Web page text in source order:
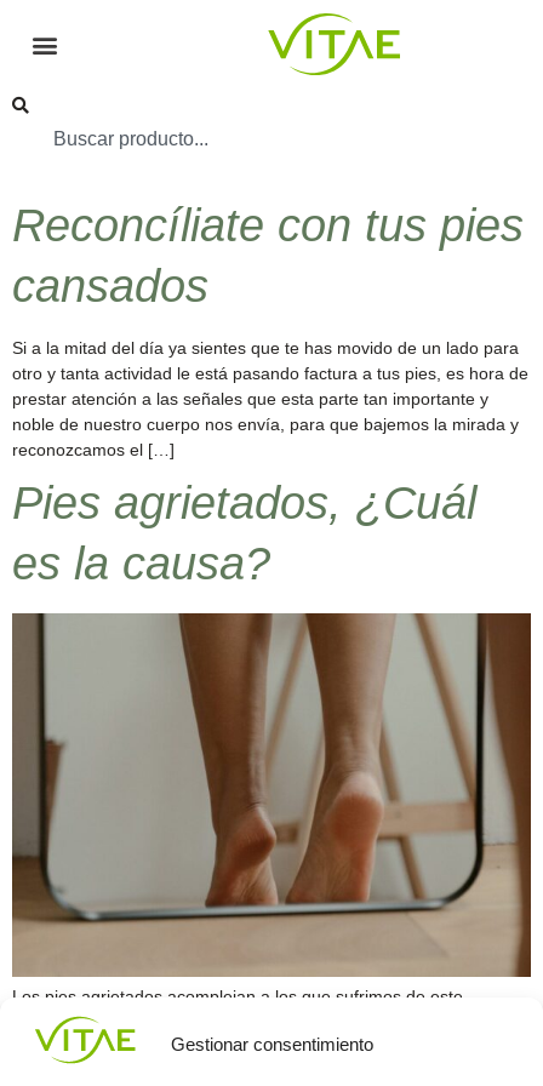
Gestionar consentimiento
Reconcíliate con tus pies
cansados
Si a la mitad del día ya sientes que te has movido de un lado para
otro y tanta actividad le está pasando factura a tus pies, es hora de
prestar atención a las señales que esta parte tan importante y
noble de nuestro cuerpo nos envía, para que bajemos la mirada y
reconozcamos el […]
Pies agrietados, ¿Cuál
es la causa?
Los pies agrietados acomplejan a los que sufrimos de este
particular. Los talones resquebrajados nos hace sentir descuidadas
e incómodas a la hora de lucir calzados que requieran mostrar la